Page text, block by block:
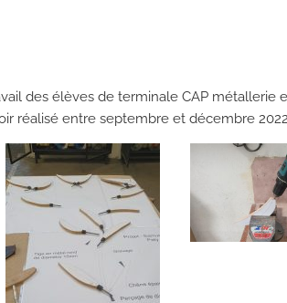
de terminale CAP métallerie et
réalisé entre septembre et décembre 2022